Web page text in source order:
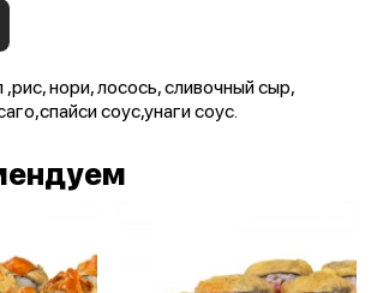
нори, лосось, сливочный сыр,
соус,унаги соус.